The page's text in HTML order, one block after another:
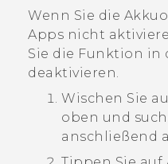
Wenn Sie die
Apps nicht
Sie die Funktion in
deaktivieren.
Wischen Sie
oben und
anschließend